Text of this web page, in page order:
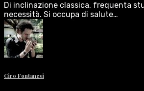
Di inclinazione classica, frequenta
necessità. Si occupa di salute…
Ciro Fontanesi